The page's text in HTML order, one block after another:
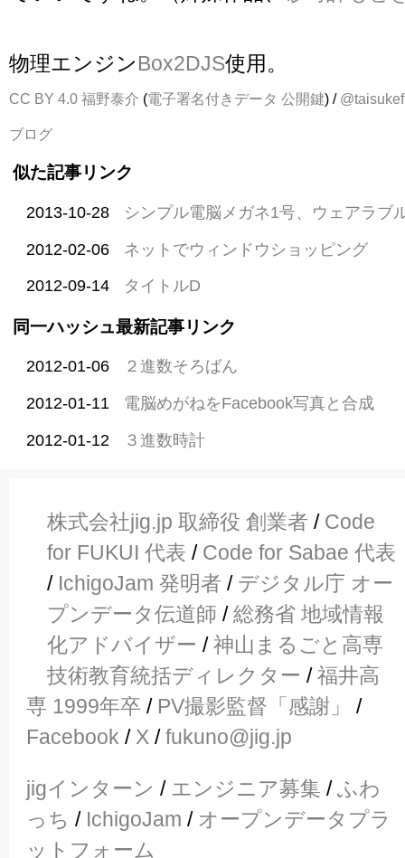
物理エンジンBox2DJS使用。
CC BY 4.0 福野泰介 (電子署名付きデータ 公開鍵) / @taisukef
ブログ
似た記事リンク
2013-10-28 シンプル電脳メガネ1号、ウェアラブ
2012-02-06 ネットでウィンドウショッピング
2012-09-14 タイトルD
同一ハッシュ最新記事リンク
2012-01-06 ２進数そろばん
2012-01-11 電脳めがねをFacebook写真と合成
2012-01-12 ３進数時計
株式会社jig.jp 取締役 創業者 / Code
for FUKUI 代表 / Code for Sabae 代表
/ IchigoJam 発明者 / デジタル庁 オー
プンデータ伝道師 /総務省 地域情報
化アドバイザー /神山まるごと高専
技術教育統括ディレクター /福井高
専 1999年卒 / PV撮影監督「感謝」
/
Facebook / X /fukuno@jig.jp
jigインターン / エンジニア募集 /ふわ
っち / IchigoJam / オープンデータプラ
ットフォーム